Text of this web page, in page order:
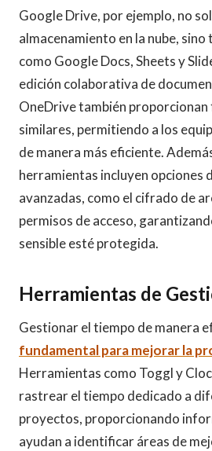
Google Drive, por ejemplo, no
almacenamiento en la nube,
como Google Docs, Sheets y
edición colaborativa de
OneDrive también
similares, permitiendo a los
de manera más eficiente.
herramientas incluyen opciones
avanzadas, como el cifrado de
permisos de acceso,
sensible esté protegida.
Herramientas de
Gestionar el tiempo de manera
fundamental para mejorar la
Herramientas como Toggl y
rastrear el tiempo dedicado a
proyectos, proporcionando
ayudan a identificar áreas de